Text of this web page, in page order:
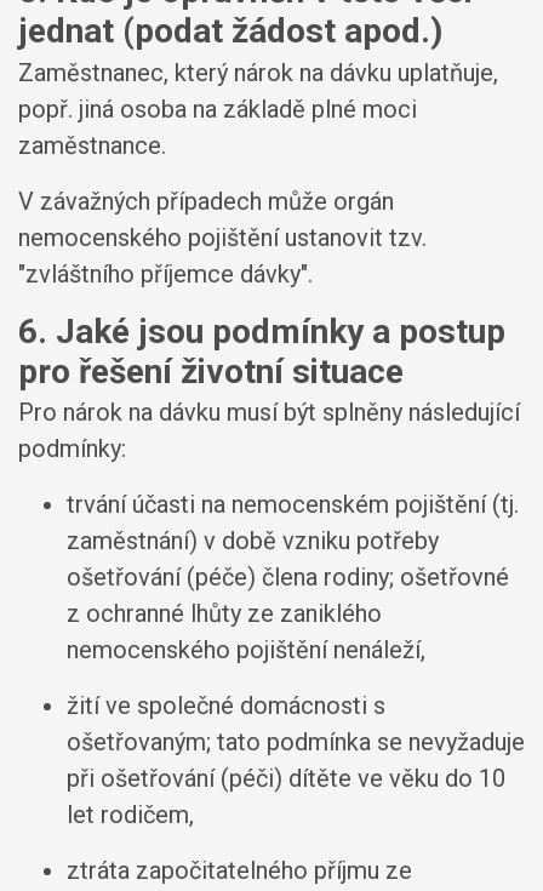
jednat (podat žádost apod.)
Zaměstnanec, který nárok na dávku uplatňuje,
popř. jiná osoba na základě plné moci
zaměstnance.
V závažných případech může orgán
nemocenského pojištění ustanovit tzv.
"zvláštního příjemce dávky".
6. Jaké jsou podmínky a postup
pro řešení životní situace
Pro nárok na dávku musí být splněny následující
podmínky:
trvání účasti na nemocenském pojištění (tj.
zaměstnání) v době vzniku potřeby
ošetřování (péče) člena rodiny; ošetřovné
z ochranné lhůty ze zaniklého
nemocenského pojištění nenáleží,
žití ve společné domácnosti s
ošetřovaným; tato podmínka se nevyžaduje
při ošetřování (péči) dítěte ve věku do 10
let rodičem,
ztráta započitatelného příjmu ze